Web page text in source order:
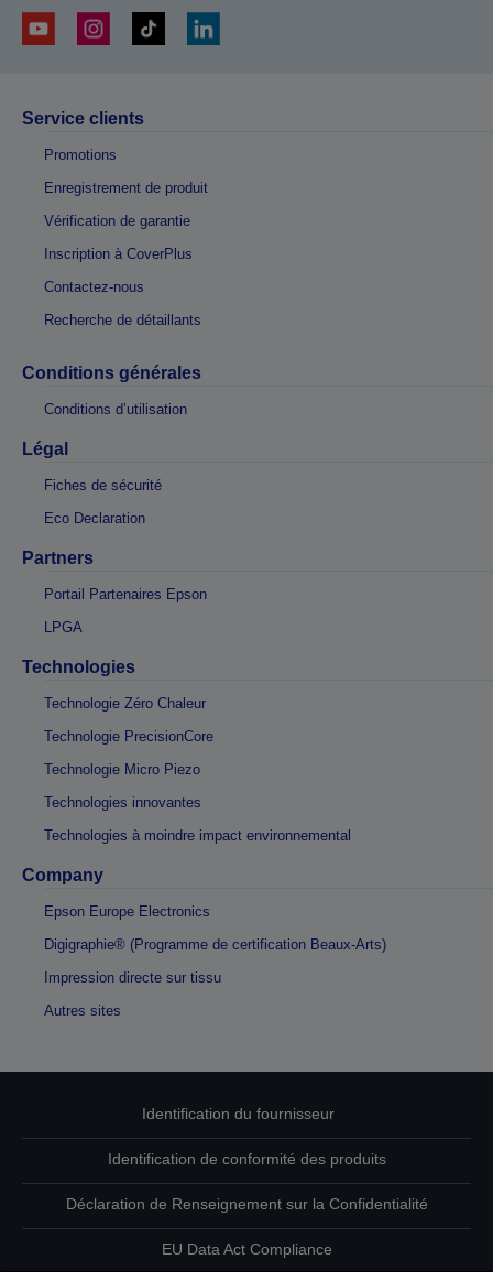
Service clients
Promotions
Enregistrement de produit
Vérification de garantie
Inscription à CoverPlus
Contactez-nous
Recherche de détaillants
Conditions générales
Conditions d’utilisation
Légal
Fiches de sécurité
Eco Declaration
Partners
Portail Partenaires Epson
LPGA
Technologies
Technologie Zéro Chaleur
Technologie PrecisionCore
Technologie Micro Piezo
Technologies innovantes
Technologies à moindre impact environnemental
Company
Epson Europe Electronics
Digigraphie® (Programme de certification Beaux-Arts)
Impression directe sur tissu
Autres sites
Identification du fournisseur
Identification de conformité des produits
Déclaration de Renseignement sur la Confidentialité
EU Data Act Compliance